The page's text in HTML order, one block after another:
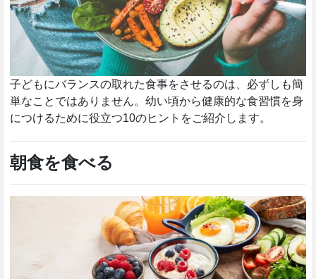
子どもにバランスの取れた食事をさせるのは、必ずしも簡
単なことではありません。幼い頃から健康的な食習慣を身
につけるために役立つ10のヒントをご紹介します。
朝食を食べる